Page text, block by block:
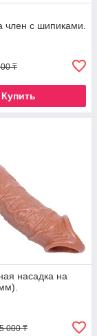
член с шипиками.
₸
Купить
насадка на
5 000 ₸